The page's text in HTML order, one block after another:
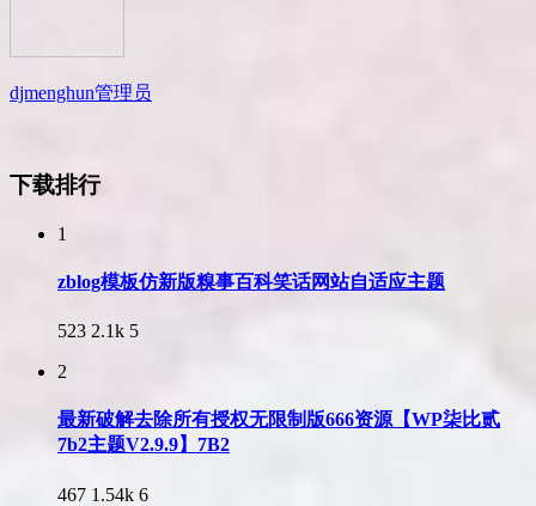
djmenghun管理员
下载排行
1
zblog模板仿新版糗事百科笑话网站自适应主题
523 2.1k 5
2
最新破解去除所有授权无限制版666资源【WP柒比贰
7b2主题V2.9.9】7B2
467 1.54k 6